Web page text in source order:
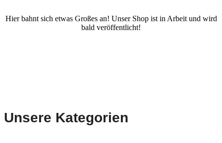
Hier bahnt sich etwas Großes an! Unser Shop ist in Arbeit und wird
bald veröffentlicht!
Unsere Kategorien